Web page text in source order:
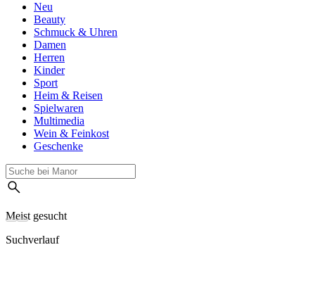
Neu
Beauty
Schmuck & Uhren
Damen
Herren
Kinder
Sport
Heim & Reisen
Spielwaren
Multimedia
Wein & Feinkost
Geschenke
Meist gesucht
Suchverlauf